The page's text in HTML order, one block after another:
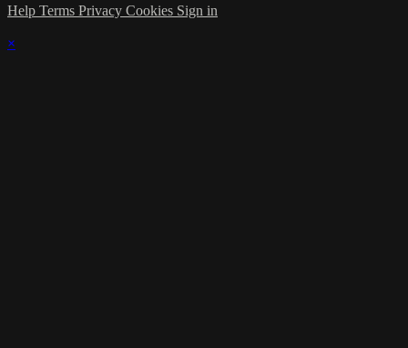
Help Terms Privacy Cookies Sign in
×